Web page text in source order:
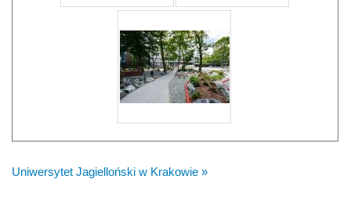
Uniwersytet Jagielloński w Krakowie »